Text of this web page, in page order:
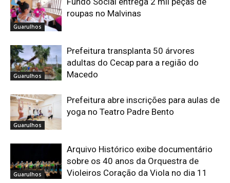
Guarulhos
roupas no Malvinas
Guarulhos
Prefeitura transplanta 50 árvores
adultas do Cecap para a região do
Macedo
Guarulhos
Prefeitura abre inscrições para aulas de
yoga no Teatro Padre Bento
Guarulhos
Arquivo Histórico exibe documentário
sobre os 40 anos da Orquestra de
Violeiros Coração da Viola no dia 11